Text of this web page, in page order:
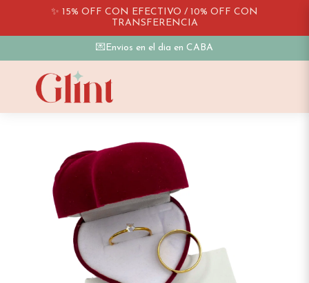
✨ 15% OFF CON EFECTIVO / 10% OFF CON
TRANSFERENCIA
💌Envios en el dia en CABA